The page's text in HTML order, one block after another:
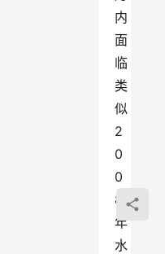
内
面
临
类
似
2
0
0
8
年
水